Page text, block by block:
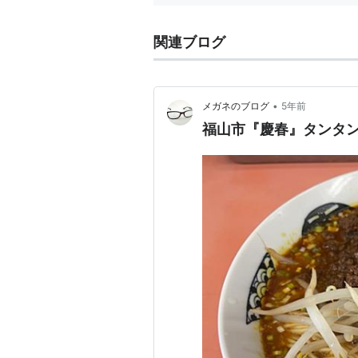
関連ブログ
メガネのブログ • 5年前
福山市『慶春』タンタ